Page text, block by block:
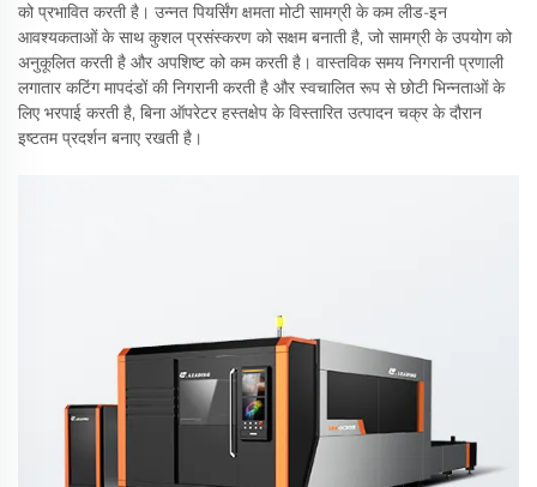
को प्रभावित करती है। उन्नत पियर्सिंग क्षमता मोटी सामग्री के कम लीड-इन
आवश्यकताओं के साथ कुशल प्रसंस्करण को सक्षम बनाती है, जो सामग्री के उपयोग को
अनुकूलित करती है और अपशिष्ट को कम करती है। वास्तविक समय निगरानी प्रणाली
लगातार कटिंग मापदंडों की निगरानी करती है और स्वचालित रूप से छोटी भिन्नताओं के
लिए भरपाई करती है, बिना ऑपरेटर हस्तक्षेप के विस्तारित उत्पादन चक्र के दौरान
इष्टतम प्रदर्शन बनाए रखती है।